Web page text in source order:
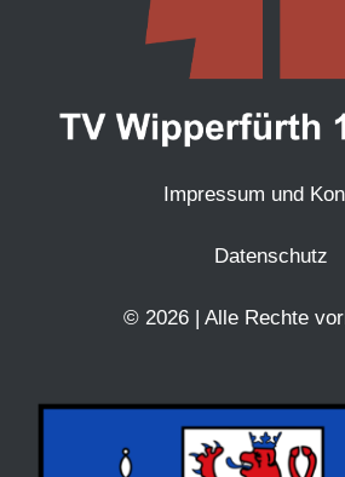
Impressum und
Datenschutz
© 2026 | Alle Rechte